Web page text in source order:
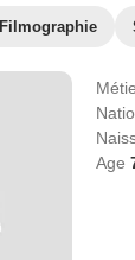
Filmographie
Age